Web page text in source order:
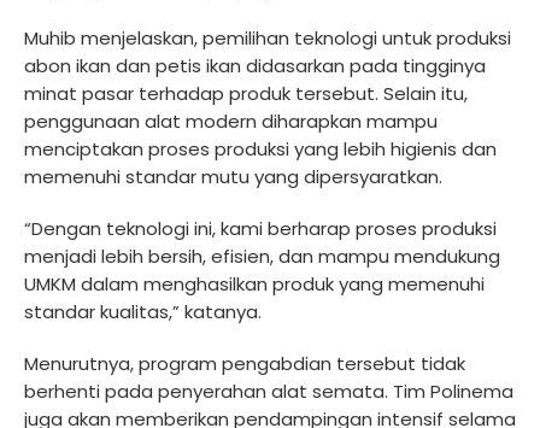
Muhib menjelaskan, pemilihan teknologi untuk produksi
abon ikan dan petis ikan didasarkan pada tingginya
minat pasar terhadap produk tersebut. Selain itu,
penggunaan alat modern diharapkan mampu
menciptakan proses produksi yang lebih higienis dan
memenuhi standar mutu yang dipersyaratkan.
“Dengan teknologi ini, kami berharap proses produksi
menjadi lebih bersih, efisien, dan mampu mendukung
UMKM dalam menghasilkan produk yang memenuhi
standar kualitas,” katanya.
Menurutnya, program pengabdian tersebut tidak
berhenti pada penyerahan alat semata. Tim Polinema
juga akan memberikan pendampingan intensif selama